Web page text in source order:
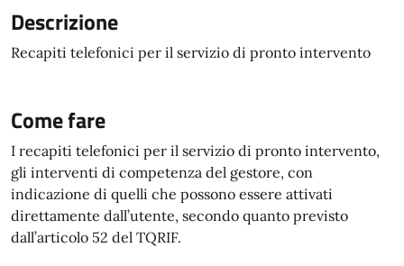
Descrizione
Recapiti telefonici per il servizio di pronto intervento
Come fare
I recapiti telefonici per il servizio di pronto intervento,
gli interventi di competenza del gestore, con
indicazione di quelli che possono essere attivati
direttamente dall’utente, secondo quanto previsto
dall’articolo 52 del TQRIF.